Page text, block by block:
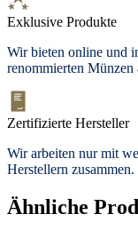
Exklusive Produkte
Wir bieten online und
renommierten Münzen
Zertifizierte Hersteller
Wir arbeiten nur mit
Herstellern zusammen.
Ähnliche